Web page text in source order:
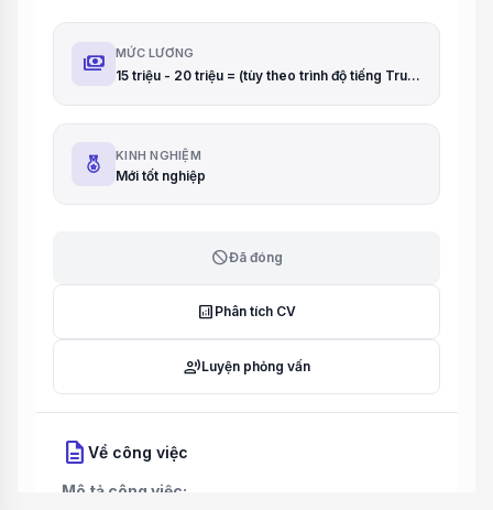
payments MỨC LƯƠNG
15 triệu - 20 triệu = (tùy theo trình độ tiếng Trung)
KINH NGHIỆM
Mới tốt nghiệp
blockĐã đóng
analytics Phân tích CV
record_voice_overLuyện phỏng vấn
description Về công việc
Mô tả công việc: